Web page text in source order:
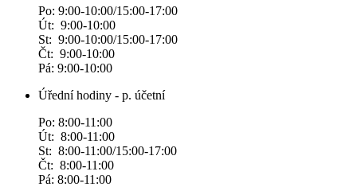
Po: 9:00-10:00/15:00-17:00
Út: 9:00-10:00
St: 9:00-10:00/15:00-17:00
Čt: 9:00-10:00
Pá: 9:00-10:00
Úřední hodiny - p. účetní
Po: 8:00-11:00
Út: 8:00-11:00
St: 8:00-11:00/15:00-17:00
Čt: 8:00-11:00
Pá: 8:00-11:00